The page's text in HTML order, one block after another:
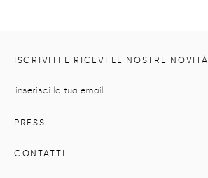
ISCRIVITI E RICEVI LE NOSTRE NOVITÀ
PRESS
CONTATTI